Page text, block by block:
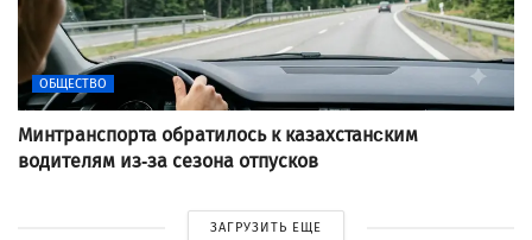
ОБЩЕСТВО
Минтранспорта обратилось к казахстанcким
водителям из-за сезона отпусков
ЗАГРУЗИТЬ ЕЩЕ